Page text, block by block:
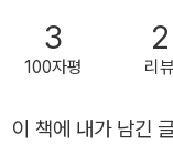
다. 이들은 비록 역사
력으로 존 버거의 세
한 또하나의 안내자는
언어의 시제에 빗대어,
3
100자평
2
리
이 책에 내가 남긴